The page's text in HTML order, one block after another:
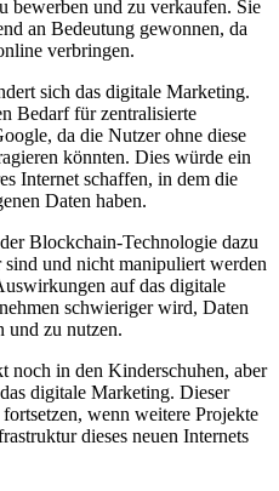
bewerben und zu verkaufen. Sie
an Bedeutung gewonnen, da
verbringen.
sich das digitale Marketing.
Bedarf für zentralisierte
da die Nutzer ohne diese
könnten. Dies würde ein
Internet schaffen, in dem die
Daten haben.
Blockchain-Technologie dazu
sind und nicht manipuliert werden
auf das digitale
schwieriger wird, Daten
und zu nutzen.
noch in den Kinderschuhen, aber
digitale Marketing. Dieser
wenn weitere Projekte
dieses neuen Internets